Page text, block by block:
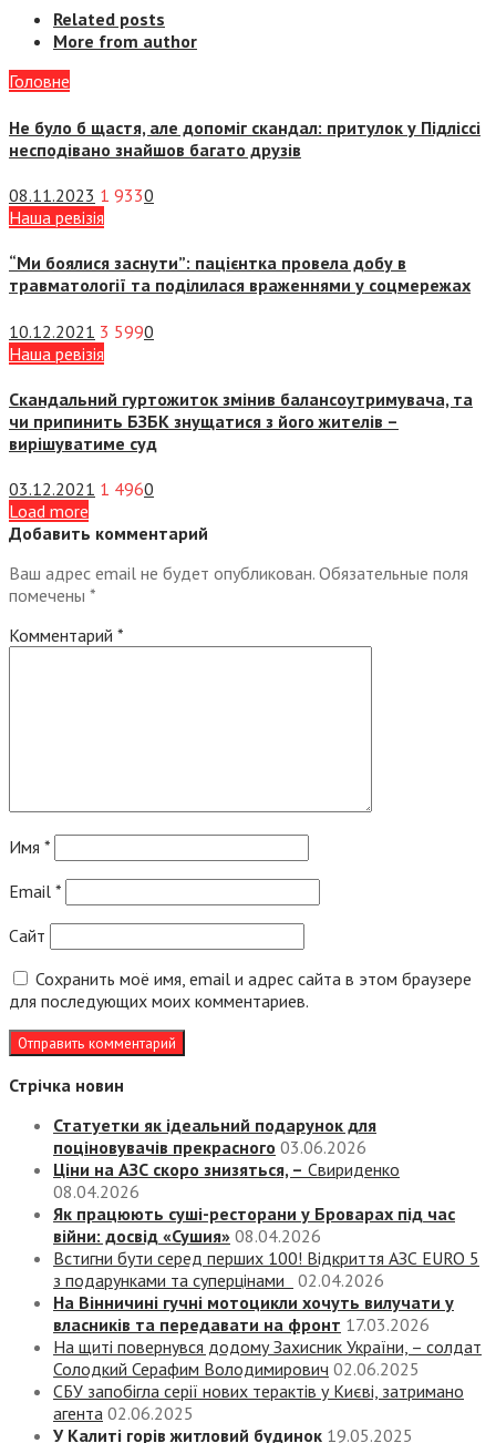
Related posts
More from author
Головне
Не було б щастя, але допоміг скандал: притулок у Підліссі
несподівано знайшов багато друзів
08.11.2023 1 9330
Наша ревізія
“Ми боялися заснути”: пацієнтка провела добу в
травматології та поділилася враженнями у соцмережах
10.12.2021 3 5990
Наша ревізія
Скандальний гуртожиток змінив балансоутримувача, та
чи припинить БЗБК знущатися з його жителів –
вирішуватиме суд
03.12.2021 1 4960
Load more
Добавить комментарий
Ваш адрес email не будет опубликован. Обязательные поля
помечены *
Комментарий *
Имя *
Email *
Сайт
Сохранить моё имя, email и адрес сайта в этом браузере
для последующих моих комментариев.
Стрічка новин
Статуетки як ідеальний подарунок для
поціновувачів прекрасного 03.06.2026
Ціни на АЗС скоро знизяться, – Свириденко
08.04.2026
Як працюють суші-ресторани у Броварах під час
війни: досвід «Сушия» 08.04.2026
Встигни бути серед перших 100! Відкриття АЗС EURO 5
з подарунками та суперцінами
02.04.2026
На Вінничині гучні мотоцикли хочуть вилучати у
власників та передавати на фронт 17.03.2026
На щиті повернувся додому Захисник України, – солдат
Солодкий Серафим Володимирович 02.06.2025
СБУ запобігла серії нових терактів у Києві, затримано
агента 02.06.2025
У Калиті горів житловий будинок 19.05.2025